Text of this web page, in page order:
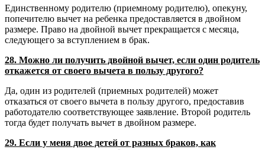
Единственному родителю (приемному родителю), опекуну,
попечителю вычет на ребенка предоставляется в двойном
размере. Право на двойной вычет прекращается с месяца,
следующего за вступлением в брак.
28. Можно ли получить двойной вычет, если один родитель
откажется от своего вычета в пользу другого?
Да, один из родителей (приемных родителей) может
отказаться от своего вычета в пользу другого, предоставив
работодателю соответствующее заявление. Второй родитель
тогда будет получать вычет в двойном размере.
29. Если у меня двое детей от разных браков, как